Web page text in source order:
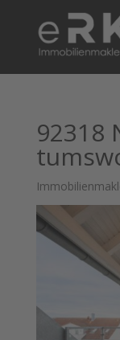
92318